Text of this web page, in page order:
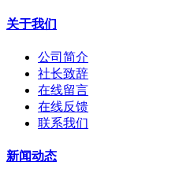
关于我们
公司简介
社长致辞
在线留言
在线反馈
联系我们
新闻动态